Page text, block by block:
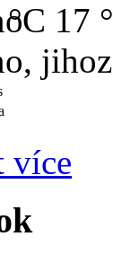
17
více